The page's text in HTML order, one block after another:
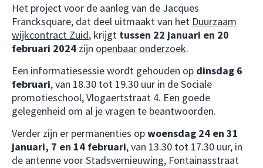
Het project voor de aanleg van de Jacques
Francksquare, dat deel uitmaakt van het Duurzaam
wijkcontract Zuid, krijgt tussen 22 januari en 20
februari 2024 zijn openbaar onderzoek.
Een informatiesessie wordt gehouden op dinsdag 6
februari, van 18.30 tot 19.30 uur in de Sociale
promotieschool, Vlogaertstraat 4. Een goede
gelegenheid om al je vragen te beantwoorden.
Verder zijn er permanenties opwoensdag 24 en 31
januari, 7 en 14 februari, van 13.30 tot 17.30 uur, in
de antenne voor Stadsvernieuwing, Fontainasstraat